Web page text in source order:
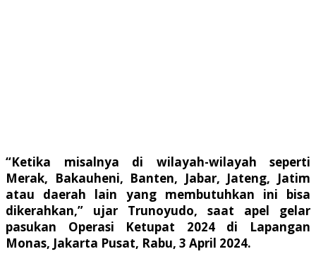
“Ketika misalnya di wilayah-wilayah seperti
Merak, Bakauheni, Banten, Jabar, Jateng, Jatim
atau daerah lain yang membutuhkan ini bisa
dikerahkan,” ujar Trunoyudo, saat apel gelar
pasukan Operasi Ketupat 2024 di Lapangan
Monas, Jakarta Pusat, Rabu, 3 April 2024.